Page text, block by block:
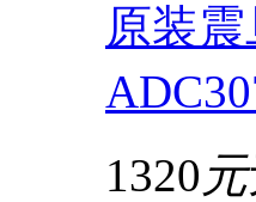
原装
1320 元